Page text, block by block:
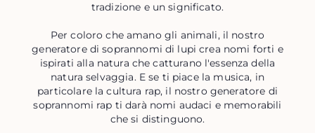
tradizione e un significato.
Per coloro che amano gli animali, il nostro
generatore di soprannomi di lupi crea nomi forti e
ispirati alla natura che catturano l'essenza della
natura selvaggia. E se ti piace la musica, in
particolare la cultura rap, il nostro generatore di
soprannomi rap ti darà nomi audaci e memorabili
che si distinguono.